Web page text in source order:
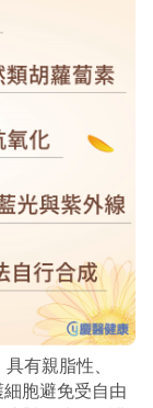
有親脂性、
胞避免受自由